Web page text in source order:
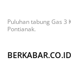
Puluhan tabung Gas 3
Pontianak.
BERKABAR.CO.ID